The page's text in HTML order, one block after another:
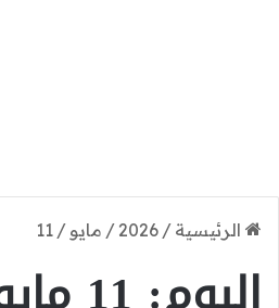
الرئيسية /
2026
/ مايو /
11